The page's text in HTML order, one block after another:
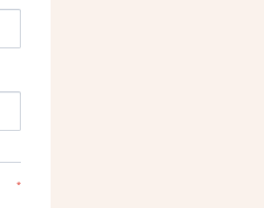
*